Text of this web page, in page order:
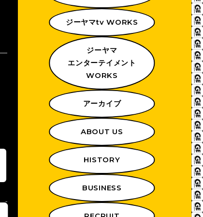
ジーヤマtv WORKS
ジーヤマ
エンターテイメント
WORKS
アーカイブ
ABOUT US
HISTORY
BUSINESS